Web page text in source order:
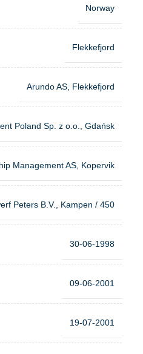
Norway
Flekkefjord
Arundo AS, Flekkefjord
Poland Sp. z o.o., Gdańsk
Management AS, Kopervik
Peters B.V., Kampen / 450
30-06-1998
09-06-2001
19-07-2001